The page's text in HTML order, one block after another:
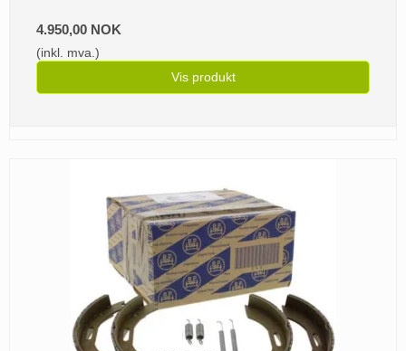
4.950,00 NOK
(inkl. mva.)
Vis produkt